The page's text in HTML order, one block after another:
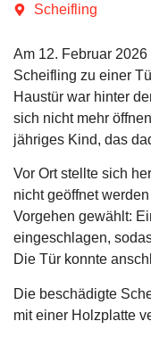
Scheifling
Am 12. Februar
Scheifling zu einer
Haustür war hinter
sich nicht mehr
jähriges Kind, das
Vor Ort stellte sich
nicht geöffnet
Vorgehen gewählt:
eingeschlagen,
Die Tür konnte
Die beschädigte
mit einer Holzplatte